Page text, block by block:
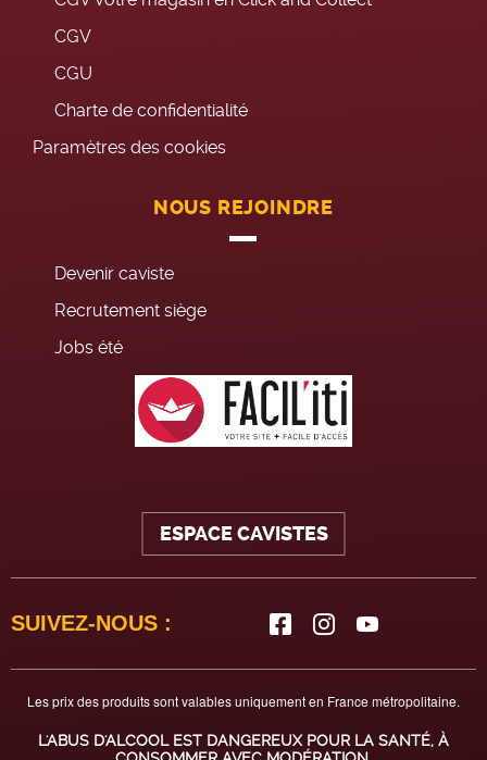
CGV
CGU
Charte de confidentialité
Paramètres des cookies
NOUS REJOINDRE
Devenir caviste
Recrutement siège
Jobs été
ESPACE CAVISTES
SUIVEZ-NOUS :
Les prix des produits sont valables uniquement en France métropolitaine.
L'ABUS D'ALCOOL EST DANGEREUX POUR LA SANTÉ, À